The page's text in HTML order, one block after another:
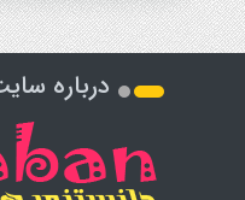
درباره